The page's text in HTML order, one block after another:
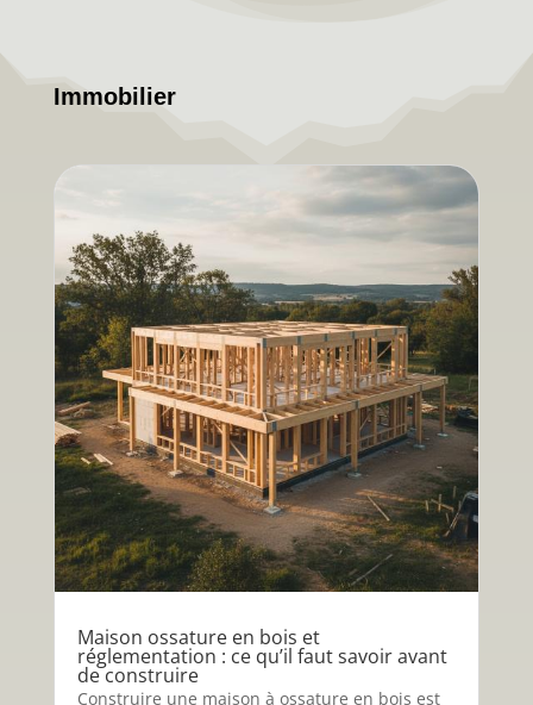
Immobilier
Maison ossature en bois et
réglementation : ce qu’il faut savoir avant
de construire
Construire une maison à ossature en bois est